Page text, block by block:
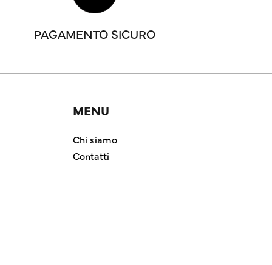
PAGAMENTO SICURO
MENU
Chi siamo
Contatti